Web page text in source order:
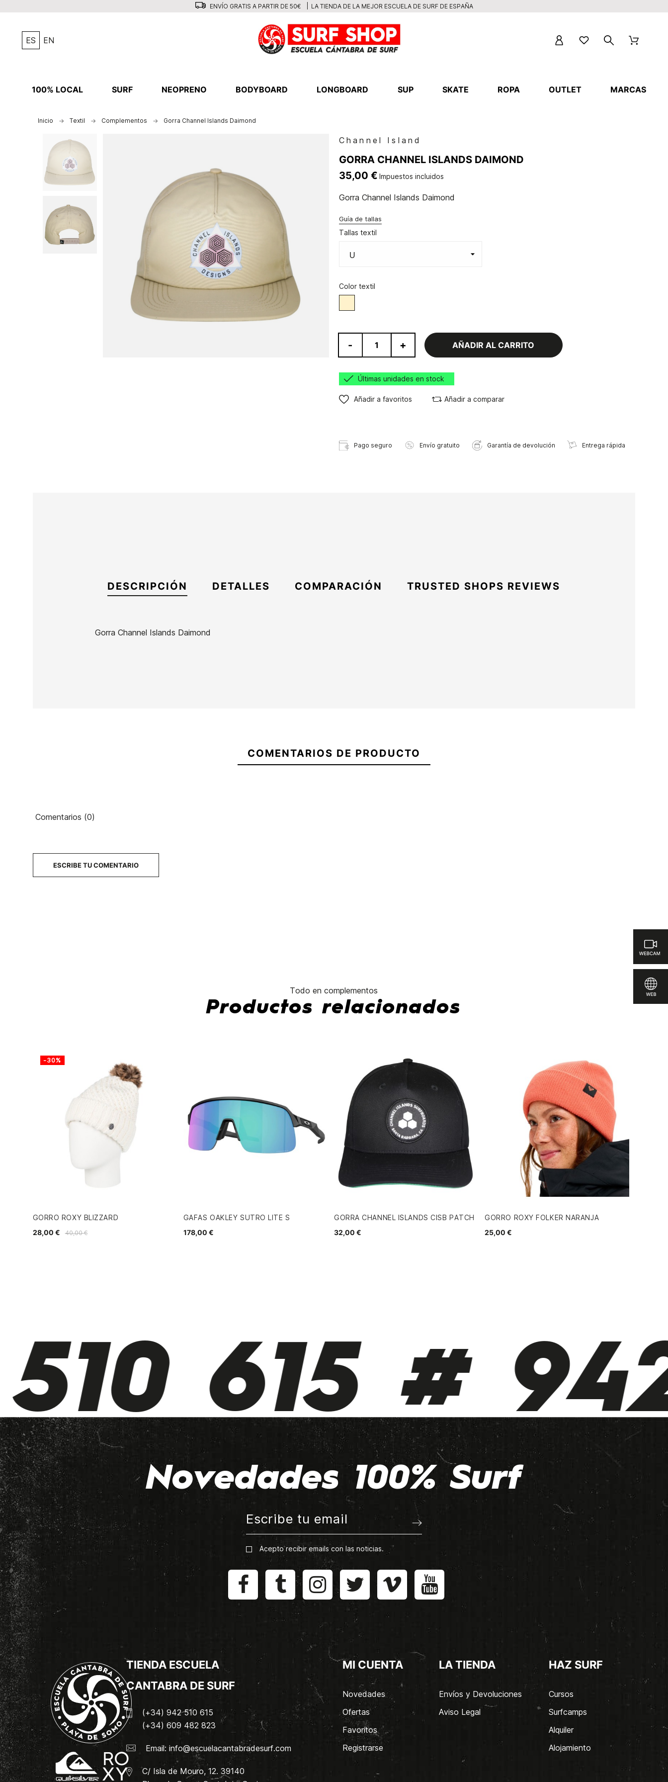
ENVÍO GRATIS A PARTIR DE 50€ LA TIENDA DE LA MEJOR ESCUELA DE SURF DE ESPAÑA
ES EN
100% LOCAL SURF NEOPRENO BODYBOARD LONGBOARD SUP SKATE ROPA OUTLET MARCAS
Inicio Textil Complementos Gorra Channel Islands Daimond
Channel Island
GORRA CHANNEL ISLANDS DAIMOND
35,00 € Impuestos incluidos
Gorra Channel Islands Daimond
Guía de tallas
Tallas textil
Color textil
- + AÑADIR AL CARRITO
Últimas unidades en stock
Añadir a favoritos Añadir a comparar
Pago seguro Envío gratuito Garantía de devolución Entrega rápida
DESCRIPCIÓN DETALLES COMPARACIÓN TRUSTED SHOPS REVIEWS
Gorra Channel Islands Daimond
Old Skool Drop
Mochila Vans
Old Skool Class
Gorra T&C Aloha
COMENTARIOS DE PRODUCTO
Comentarios (0)
ESCRIBE TU COMENTARIO
Todo en complementos
Productos relacionados
GORRO ROXY BLIZZARD
40,00 €
28,00 €
-30%
GAFAS OAKLEY SUTRO LITE S
178,00 €
GORRA CHANNEL ISLANDS CISB PATCH
32,00 €
GORRO ROXY FOLKER NARANJA
25,00 €
615 #
Novedades 100% Surf
Acepto recibir emails con las noticias.
TIENDA ESCUELA
CANTABRA DE SURF
(+34) 942 510 615
(+34) 609 482 823
Email: info@escuelacantabradesurf.com
C/ Isla de Mouro, 12. 39140
MI CUENTA
Novedades
Ofertas
Favoritos
Registrarse
LA TIENDA
Envíos y Devoluciones
Aviso Legal
HAZ SURF
Cursos
Surfcamps
Alquiler
Alojamiento